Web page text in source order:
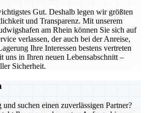
Gut. Deshalb legen wir größten
und Transparenz. Mit unserem
am Rhein können Sie sich auf
verlassen, der auch bei der Anreise,
Ihre Interessen bestens vertreten
uns in Ihren neuen Lebensabschnitt –
Sicherheit.
suchen einen zuverlässigen Partner?